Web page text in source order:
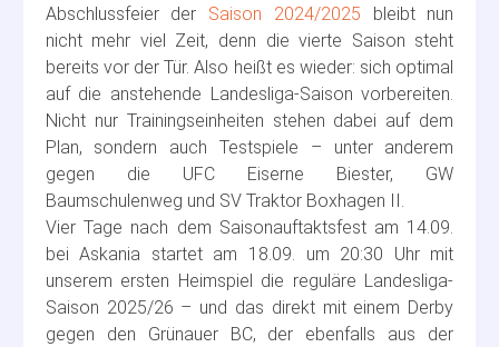
Abschlussfeier der Saison 2024/2025 bleibt nun
nicht mehr viel Zeit, denn die vierte Saison steht
bereits vor der Tür. Also heißt es wieder: sich optimal
auf die anstehende Landesliga-Saison vorbereiten.
Nicht nur Trainingseinheiten stehen dabei auf dem
Plan, sondern auch Testspiele – unter anderem
gegen die UFC Eiserne Biester, GW
Baumschulenweg und SV Traktor Boxhagen II.
Vier Tage nach dem Saisonauftaktsfest am 14.09.
bei Askania startet am 18.09. um 20:30 Uhr mit
unserem ersten Heimspiel die reguläre Landesliga-
Saison 2025/26 – und das direkt mit einem Derby
gegen den Grünauer BC, der ebenfalls aus der